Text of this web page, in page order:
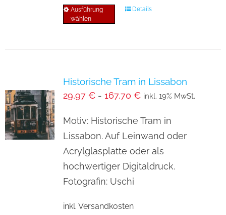
Ausführung
wählen
Dieses
auf.
Optionen
können
auf
der
Produktseite
werden
Details
Historische Tram in Lissabon
29,97 €- 167,70 € inkl. 19% MwSt.
Motiv: Historische Tram in
Lissabon. Auf Leinwand oder
Acrylglasplatte oder als
hochwertiger Digitaldruck.
Fotografin: Uschi
inkl. Versandkosten